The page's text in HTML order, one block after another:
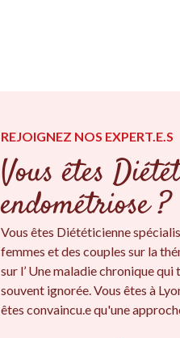
REJOIGNEZ NOS EXPERT.E.S
Vous êtes
endométriose ?
Vous êtes Diététicienne
femmes et des couples sur la
sur l’ Une maladie chronique
souvent ignorée. Vous êtes à
êtes convaincu.e qu'une